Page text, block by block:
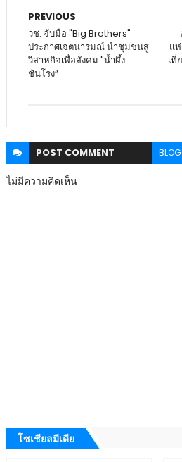
แ
เที่
PREVIOUS
วช. จับมือ "Big Brothers"
ประกาศเจตนารมณ์ นำชุมชนสู่
วิสาหกิจเพื่อสังคม "น้ำผึ้ง
ชันโรง”
POST COMMENT
ไม่มีความคิดเห็น
โซเชียลมีเดีย